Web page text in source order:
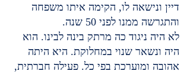
דיין ונישאה לו, הקימה איתו משפחה
והתגרשה ממנו לפני 50 שנה.
לא היה ניגוד כה מרתק בינה לבינו. הוא
היה ונשאר שנוי במחלוקת. היא היתה
אהובה ומוערכת בפי כל. פעילה חברתית,